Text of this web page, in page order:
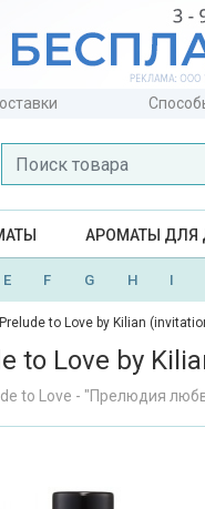
АРОМАТЫ ДЛЯ
E F G H I
Prelude to Love by Kilian
to Love by
to Love - "Прелюдия